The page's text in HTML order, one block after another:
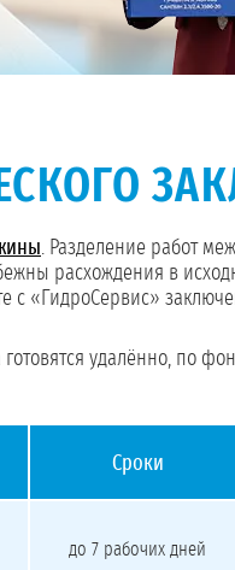
. Разделение работ
расхождения в
с «ГидроСервис»
готовятся удалённо, по
Сроки
до 7 рабочих дней